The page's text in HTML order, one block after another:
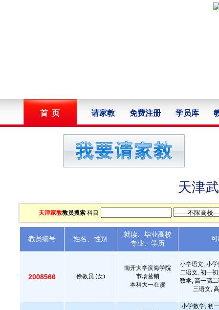
首 页 请家教 免费注册 学员库
天津
天津家教教员搜索 科目
教员编号 姓名、性别
就读、毕业高校
专业、学历
2008566 徐教员.(女)
南开大学滨海学院
市场营销
本科大一在读
小学语文, 小
二语文, 初一
数学, 高一高
三语文,
小学数学, 初